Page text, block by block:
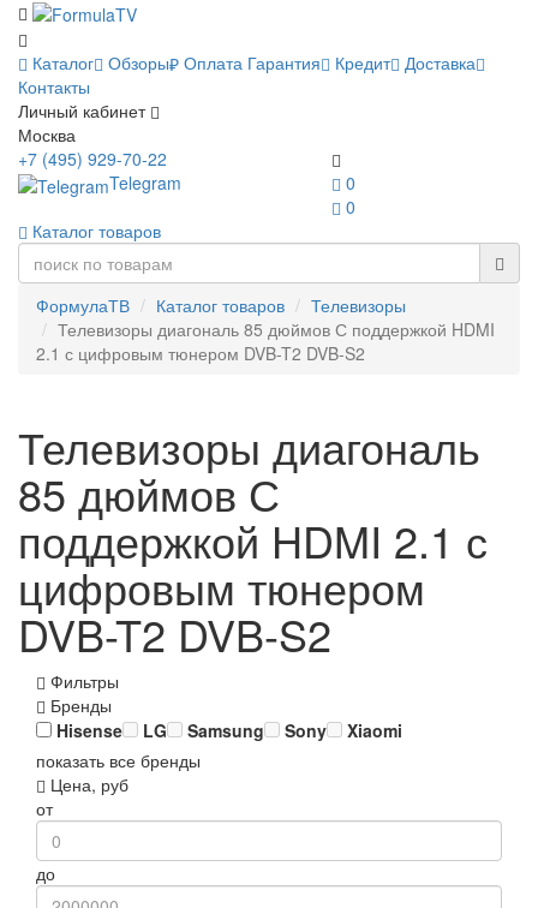
Каталог Обзоры Оплата Гарантия Кредит Доставка
Контакты
Личный кабинет
Москва
0
0
+7 (495) 929-70-22
Telegram
Каталог товаров
ФормулаТВ Каталог товаров
Телевизоры
Телевизоры диагональ 85 дюймов С поддержкой HDMI
2.1 с цифровым тюнером DVB-T2 DVB-S2
Телевизоры диагональ
85 дюймов С
поддержкой HDMI 2.1 с
цифровым тюнером
DVB-T2 DVB-S2
Фильтры
Бренды
Hisense
LG Samsung Sony
Xiaomi
показать все бренды
Цена, руб
от
до